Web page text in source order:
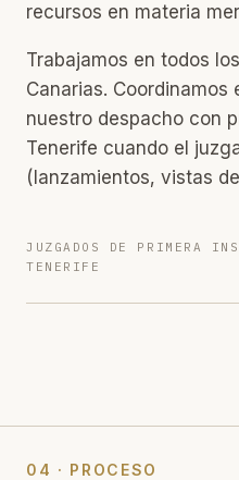
recursos en materia
Trabajamos en todos
Canarias.
nuestro despacho con
Tenerife cuando el
(lanzamientos, vistas
JUZGADOS DE PRIMERA
TENERIFE
04 · PROCESO